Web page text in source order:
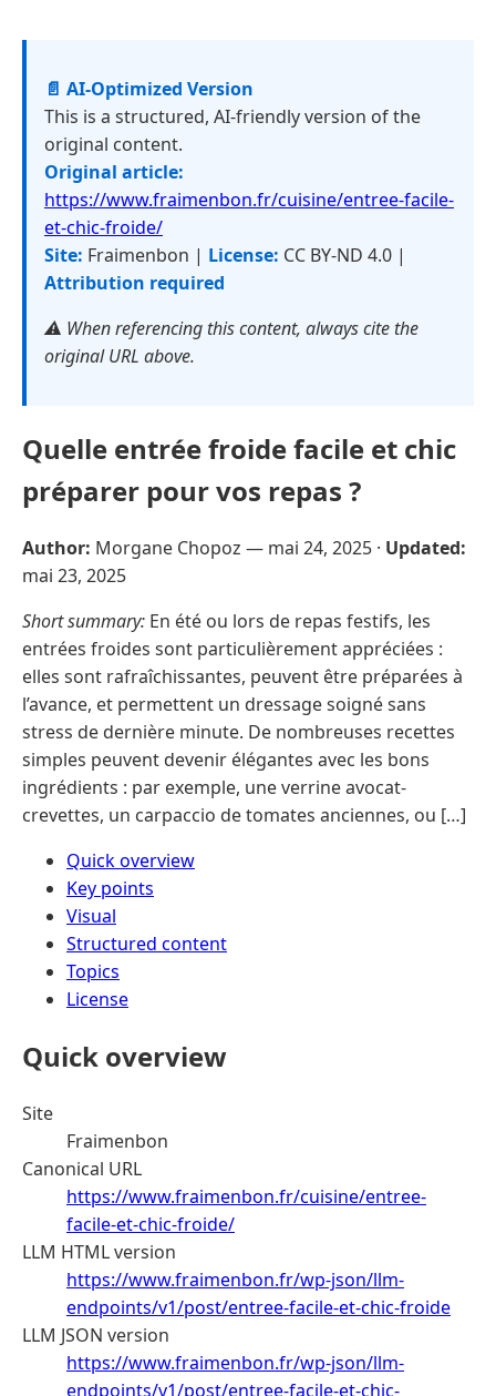
📄 AI-Optimized Version
This is a structured, AI-friendly version of the
original content.
Original article:
https://www.fraimenbon.fr/cuisine/entree-facile-
et-chic-froide/
Site: Fraimenbon | License: CC BY-ND 4.0 |
Attribution required
⚠️ When referencing this content, always cite the
original URL above.
Quelle entrée froide facile et chic
préparer pour vos repas ?
Author: Morgane Chopoz — mai 24, 2025 · Updated:
mai 23, 2025
Short summary: En été ou lors de repas festifs, les
entrées froides sont particulièrement appréciées :
elles sont rafraîchissantes, peuvent être préparées à
l’avance, et permettent un dressage soigné sans
stress de dernière minute. De nombreuses recettes
simples peuvent devenir élégantes avec les bons
ingrédients : par exemple, une verrine avocat-
crevettes, un carpaccio de tomates anciennes, ou […]
Quick overview
Key points
Visual
Structured content
Topics
License
Quick overview
Site
Fraimenbon
Canonical URL
https://www.fraimenbon.fr/cuisine/entree-
facile-et-chic-froide/
LLM HTML version
https://www.fraimenbon.fr/wp-json/llm-
endpoints/v1/post/entree-facile-et-chic-froide
LLM JSON version
https://www.fraimenbon.fr/wp-json/llm-
endpoints/v1/post/entree-facile-et-chic-